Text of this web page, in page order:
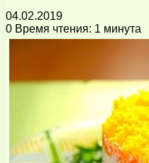
04.02.2019
0 Время чтения: 1 минута